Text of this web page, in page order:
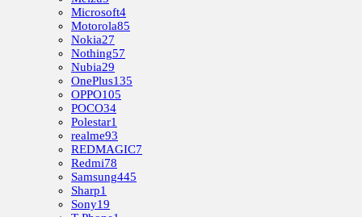
Microsoft4
Motorola85
Nokia27
Nothing57
Nubia29
OnePlus135
OPPO105
POCO34
Polestar1
realme93
REDMAGIC7
Redmi78
Samsung445
Sharp1
Sony19